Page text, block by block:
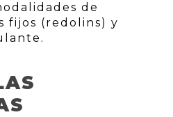
de
fijos (redolins) y